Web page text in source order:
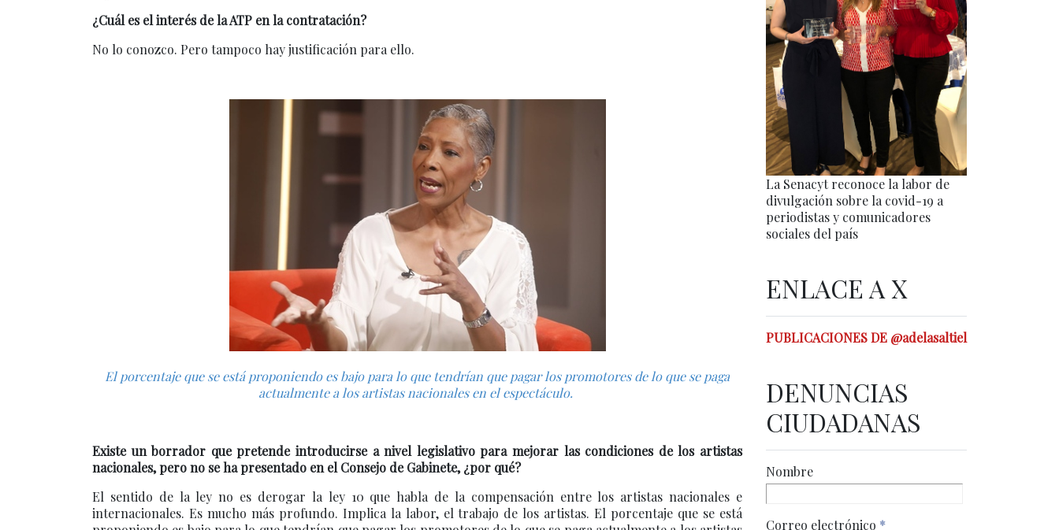
¿Cuál es el interés de la ATP en la contratación?
No lo conozco. Pero tampoco hay justificación para ello.
El porcentaje que se está proponiendo es bajo para lo que tendrían que pagar los promotores de lo que se paga
actualmente a los artistas nacionales en el espectáculo.
Existe un borrador que pretende introducirse a nivel legislativo para mejorar las condiciones de los artistas
nacionales, pero no se ha presentado en el Consejo de Gabinete, ¿por qué?
El sentido de la ley no es derogar la ley 10 que habla de la compensación entre los artistas nacionales e
internacionales. Es mucho más profundo. Implica la labor, el trabajo de los artistas. El porcentaje que se está
La Senacyt reconoce la labor de
divulgación sobre la covid-19 a
periodistas y comunicadores
sociales del país
ENLACE A X
PUBLICACIONES DE @adelasaltiel
DENUNCIAS
CIUDADANAS
Nombre
Correo electrónico *